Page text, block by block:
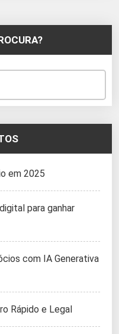
em 2025
para ganhar
com IA Generativa
Rápido e Legal